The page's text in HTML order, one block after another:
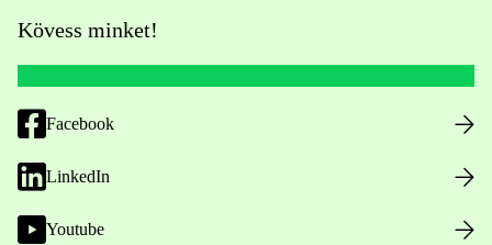
Kövess minket!
Facebook
LinkedIn
Youtube